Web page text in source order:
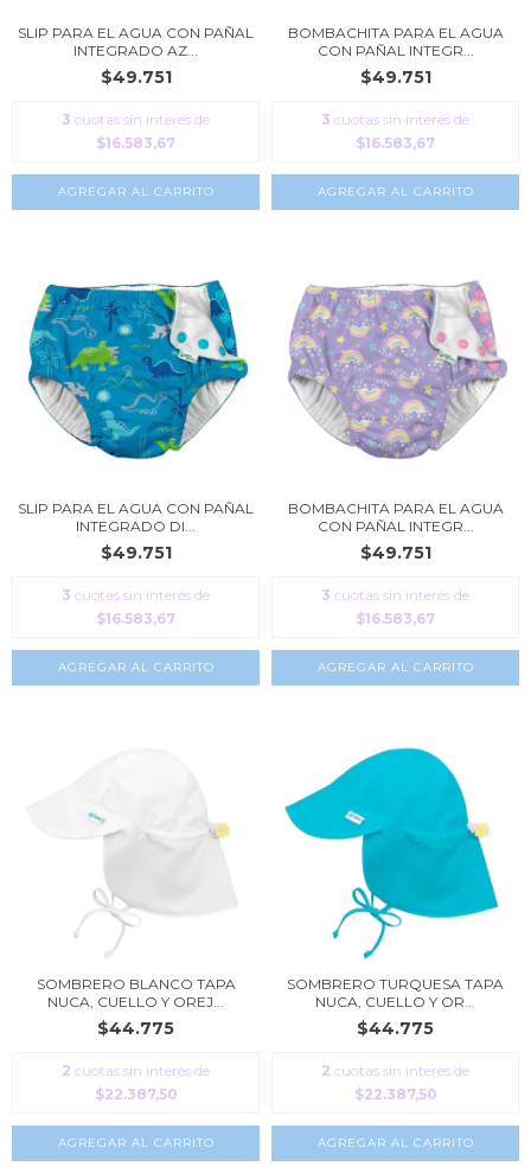
SLIP PARA EL AGUA CON PAÑAL
INTEGRADO AZ...
$49.751
3 cuotas sin interés de
$16.583,67
AGREGAR AL CARRITO
BOMBACHITA PARA EL AGUA
CON PAÑAL INTEGR...
$49.751
3 cuotas sin interés de
$16.583,67
AGREGAR AL CARRITO
SLIP PARA EL AGUA CON PAÑAL
INTEGRADO DI...
$49.751
3 cuotas sin interés de
$16.583,67
AGREGAR AL CARRITO
BOMBACHITA PARA EL AGUA
CON PAÑAL INTEGR...
$49.751
3 cuotas sin interés de
$16.583,67
AGREGAR AL CARRITO
SOMBRERO BLANCO TAPA
NUCA, CUELLO Y OREJ...
$44.775
2 cuotas sin interés de
$22.387,50
AGREGAR AL CARRITO
SOMBRERO TURQUESA TAPA
NUCA, CUELLO Y OR...
$44.775
2 cuotas sin interés de
$22.387,50
AGREGAR AL CARRITO